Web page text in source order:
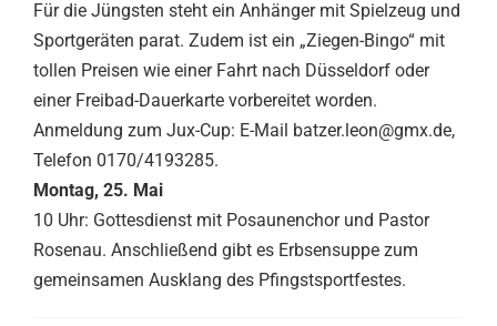
Für die Jüngsten steht ein Anhänger mit Spielzeug und
Sportgeräten parat. Zudem ist ein „Ziegen-Bingo“ mit
tollen Preisen wie einer Fahrt nach Düsseldorf oder
einer Freibad-Dauerkarte vorbereitet worden.
Anmeldung zum Jux-Cup: E-Mail batzer.leon@gmx.de,
Telefon 0170/4193285.
Montag, 25. Mai
10 Uhr: Gottesdienst mit Posaunenchor und Pastor
Rosenau. Anschließend gibt es Erbsensuppe zum
gemeinsamen Ausklang des Pfingstsportfestes.